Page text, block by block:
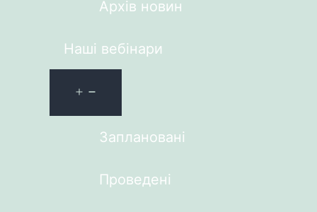
Архів новин
Наші вебінари
Заплановані
Проведені